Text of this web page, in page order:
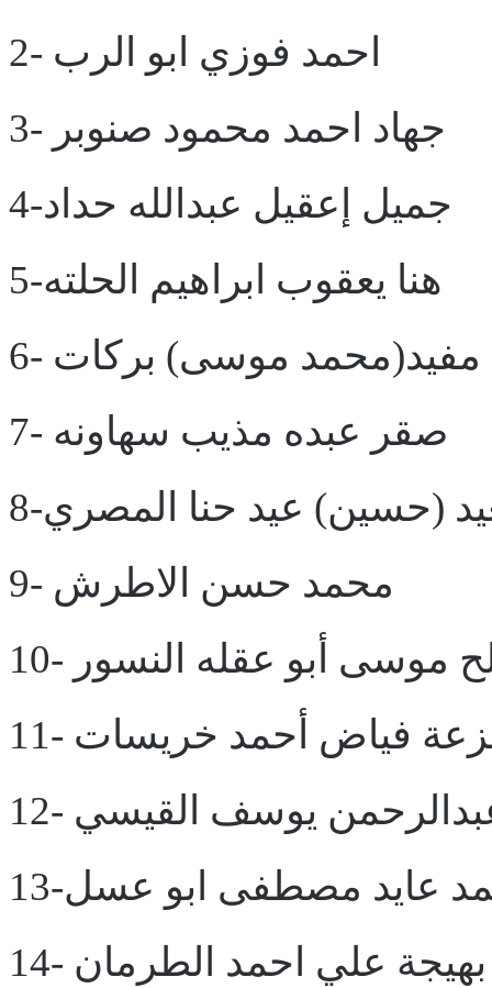
2- احمد فوزي ابو الرب
3- جهاد احمد محمود صنوبر
4-جميل إعقيل عبدالله حداد
5-هنا يعقوب ابراهيم الحلته
6- مفيد(محمد موسى) بركات
7- صقر عبده مذيب سهاونه
(حسين) عيد حنا المصري
9- محمد حسن الاطرش
موسى أبو عقله النسور
هزعة فياض أحمد خريسات
عبدالرحمن يوسف القيسي
عايد مصطفى ابو عسل
14- بهيجة علي احمد الطرمان